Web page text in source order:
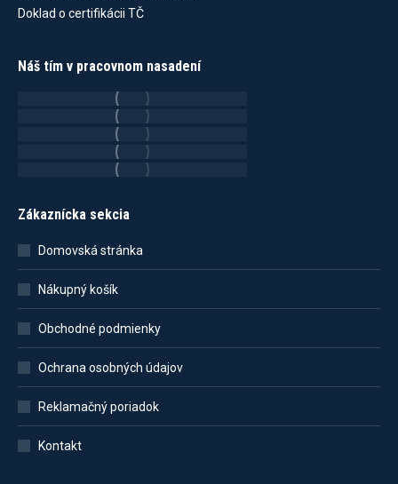
Doklad o certifikácii TČ
Náš tím v pracovnom nasadení
Zákaznícka sekcia
Domovská stránka
Nákupný košík
Obchodné podmienky
Ochrana osobných údajov
Reklamačný poriadok
Kontakt